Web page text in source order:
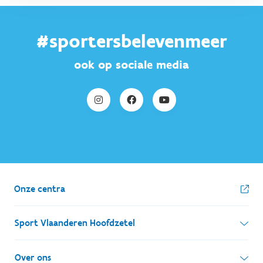
#sportersbelevenmeer
ook op sociale media
Onze centra
Sport Vlaanderen Hoofdzetel
Simon Bolivarlaan 17
Over ons